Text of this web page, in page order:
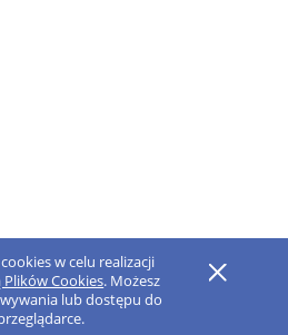
w celu realizacji
Cookies. Możesz
lub dostępu do